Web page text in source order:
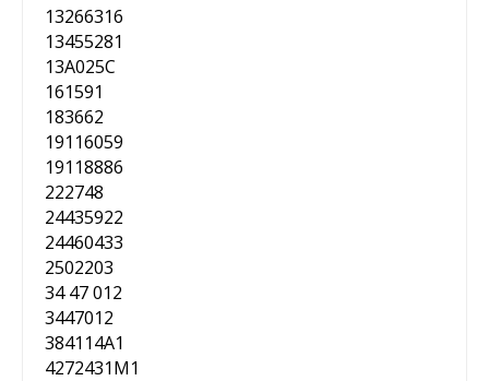
13266316
13455281
13A025C
161591
183662
19116059
19118886
222748
24435922
24460433
2502203
34 47 012
3447012
384114A1
4272431M1